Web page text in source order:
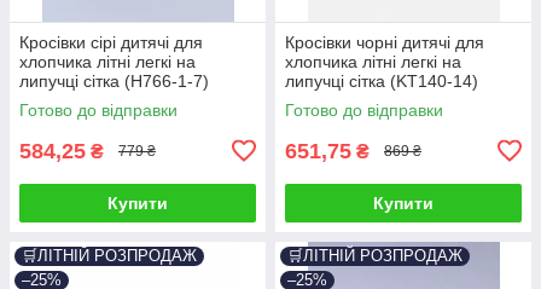
Кросівки сірі дитячі для
хлопчика літні легкі на
липучці сітка (H766-1-7)
Готово до відправки
584,25 ₴ 779 ₴
Купити
Кросівки чорні дитячі для
хлопчика літні легкі на
липучці сітка (KT140-14)
Готово до відправки
651,75 ₴ 869 ₴
Купити
🛒ЛІТНІЙ РОЗПРОДАЖ
–25%
🛒ЛІТНІЙ РОЗПРОДАЖ
–25%